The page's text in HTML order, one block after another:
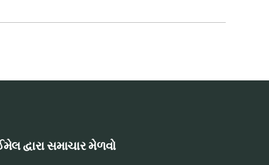
દ્વારા સમાચાર મેળવો